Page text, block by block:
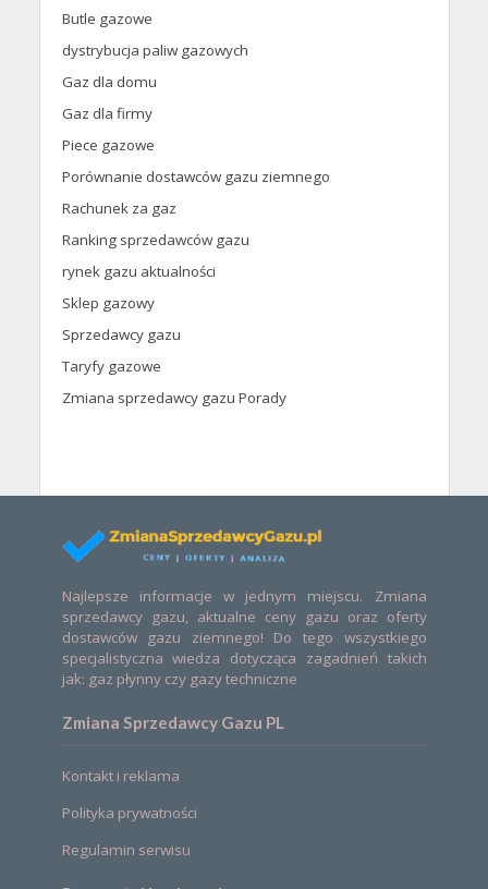
Butle gazowe
dystrybucja paliw gazowych
Gaz dla domu
Gaz dla firmy
Piece gazowe
Porównanie dostawców gazu ziemnego
Rachunek za gaz
Ranking sprzedawców gazu
rynek gazu aktualności
Sklep gazowy
Sprzedawcy gazu
Taryfy gazowe
Zmiana sprzedawcy gazu Porady
Najlepsze informacje w jednym miejscu. Zmiana
sprzedawcy gazu, aktualne ceny gazu oraz oferty
dostawców gazu ziemnego! Do tego wszystkiego
specjalistyczna wiedza dotycząca zagadnień takich
jak: gaz płynny czy gazy techniczne
Zmiana Sprzedawcy Gazu PL
Kontakt i reklama
Polityka prywatności
Regulamin serwisu